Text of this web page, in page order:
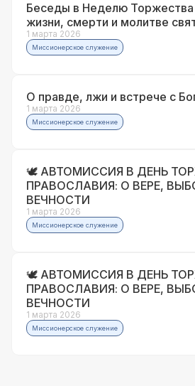
Образование
Контакты
Беседы в Неделю Торжества
жизни, смерти и молитве
1 марта 2026
Миссионерское служение
О правде, лжи и встрече с
1 марта 2026
Миссионерское служение
🕊 АВТОМИССИЯ В ДЕНЬ
ПРАВОСЛАВИЯ: О ВЕРЕ,
ВЕЧНОСТИ
1 марта 2026
Миссионерское служение
🕊 АВТОМИССИЯ В ДЕНЬ
ПРАВОСЛАВИЯ: О ВЕРЕ,
ВЕЧНОСТИ
1 марта 2026
Миссионерское служение